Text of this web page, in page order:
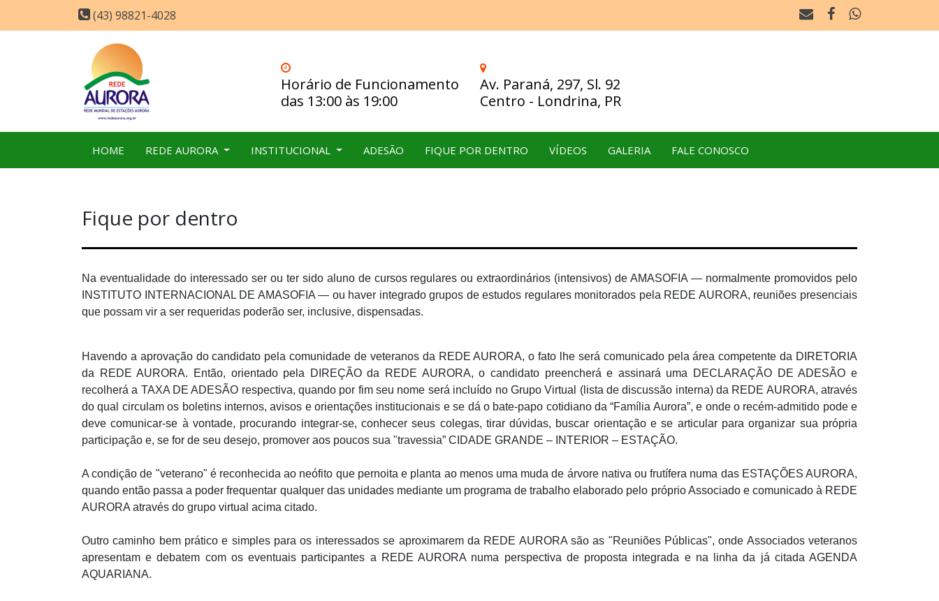
(43) 98821-4028
Horário de Funcionamento
das 13:00 às 19:00
Av. Paraná, 297, Sl. 92
Centro - Londrina, PR
HOME REDE AURORA INSTITUCIONAL ADESÃO FIQUE POR DENTRO VÍDEOS GALERIA FALE CONOSCO
Fique por dentro
Na eventualidade do interessado ser ou ter sido aluno de cursos regulares ou extraordinários (intensivos) de AMASOFIA — normalmente promovidos pelo
INSTITUTO INTERNACIONAL DE AMASOFIA — ou haver integrado grupos de estudos regulares monitorados pela REDE AURORA, reuniões presenciais
que possam vir a ser requeridas poderão ser, inclusive, dispensadas.
Havendo a aprovação do candidato pela comunidade de veteranos da REDE AURORA, o fato lhe será comunicado pela área competente da DIRETORIA
da REDE AURORA. Então, orientado pela DIREÇÃO da REDE AURORA, o candidato preencherá e assinará uma DECLARAÇÃO DE ADESÃO e
recolherá a TAXA DE ADESÃO respectiva, quando por fim seu nome será incluído no Grupo Virtual (lista de discussão interna) da REDE AURORA, através
do qual circulam os boletins internos, avisos e orientações institucionais e se dá o bate-papo cotidiano da “Família Aurora”, e onde o recém-admitido pode e
deve comunicar-se à vontade, procurando integrar-se, conhecer seus colegas, tirar dúvidas, buscar orientação e se articular para organizar sua própria
participação e, se for de seu desejo, promover aos poucos sua "travessia” CIDADE GRANDE – INTERIOR – ESTAÇÃO.
A condição de "veterano" é reconhecida ao neófito que pernoita e planta ao menos uma muda de árvore nativa ou frutífera numa das ESTAÇÕES AURORA,
quando então passa a poder frequentar qualquer das unidades mediante um programa de trabalho elaborado pelo próprio Associado e comunicado à REDE
AURORA através do grupo virtual acima citado.
Outro caminho bem prático e simples para os interessados se aproximarem da REDE AURORA são as "Reuniões Públicas", onde Associados veteranos
apresentam e debatem com os eventuais participantes a REDE AURORA numa perspectiva de proposta integrada e na linha da já citada AGENDA
AQUARIANA.